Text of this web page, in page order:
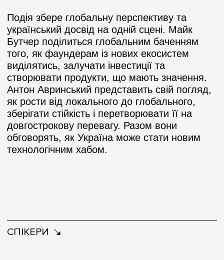
Подія збере глобальну перспективу та
український досвід на одній сцені. Майк
Бутчер поділиться глобальним баченням
того, як фаундерам із нових екосистем
виділятись, залучати інвестиції та
створювати продукти, що мають значення.
Антон Авринський представить свій погляд,
як рости від локального до глобального,
зберігати стійкість і перетворювати її на
довгострокову перевагу. Разом вони
обговорять, як Україна може стати новим
технологічним хабом.
СПІКЕРИ